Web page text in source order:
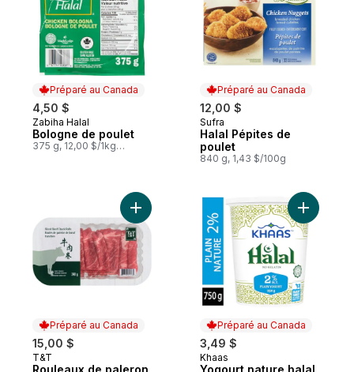
Préparé au Canada
4,50 $
Préparé au Canada
Zabiha Halal
Bologne de poulet
375 g, 12,00 $/1kg
Préparé au Canada
12,00 $
Préparé au Canada
Sufra
Halal Pépites de
poulet
840 g, 1,43 $/100g
Préparé au Canada
15,00 $
Préparé au Canada
T&T
Rouleaux de paleron
Ajouter Rouleaux de paleron de bœuf en
Préparé au Canada
3,49 $
Préparé au Canada
Khaas
Yogourt nature halal
Ajouter